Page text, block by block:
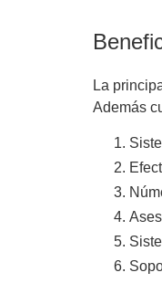
La
Además